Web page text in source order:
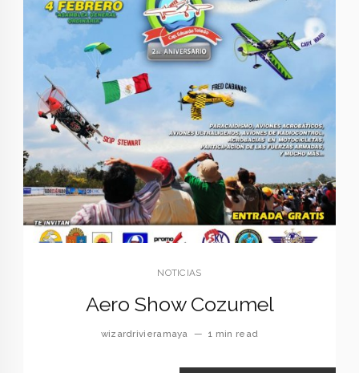
NOTICIAS
Aero Show Cozumel
wizardrivieramaya — 1 min read